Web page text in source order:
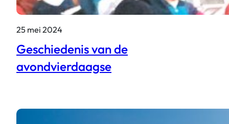
25 mei 2024
Geschiedenis van de
avondvierdaagse